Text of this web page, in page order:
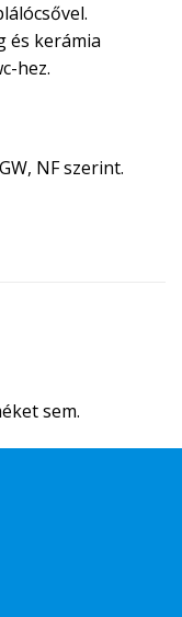
és kerámia
hez.
NF szerint.
sem.